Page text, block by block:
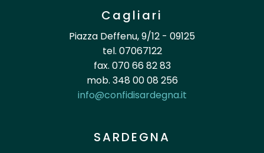
Cagliari
Piazza Deffenu, 9/12 - 09125
tel. 07067122
fax. 070 66 82 83
mob. 348 00 08 256
info@confidisardegna.it
SARDEGNA